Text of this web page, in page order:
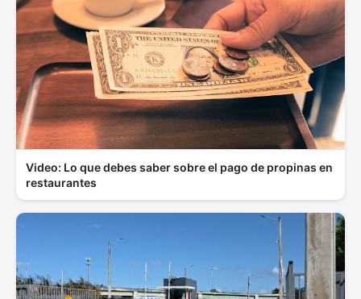
Video: Lo que debes saber sobre el pago de propinas en
restaurantes